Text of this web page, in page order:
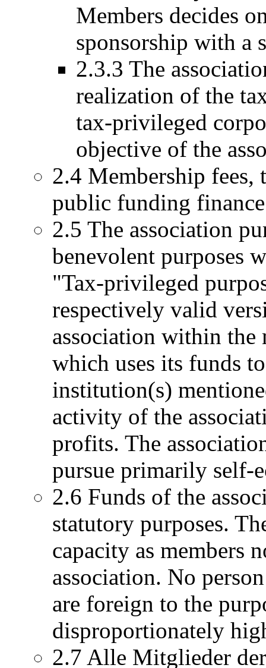
Members decides
sponsorship with a
2.3.3 The
realization of the
tax-privileged
objective of the
2.4 Membership
public funding
2.5 The association
benevolent purposes
"Tax-privileged
respectively valid
association within
which uses its funds
institution(s)
activity of the
profits. The
pursue primarily self-
2.6 Funds of the
statutory purposes.
capacity as members
association. No
are foreign to the
disproportionately
2.7 Alle Mitglieder